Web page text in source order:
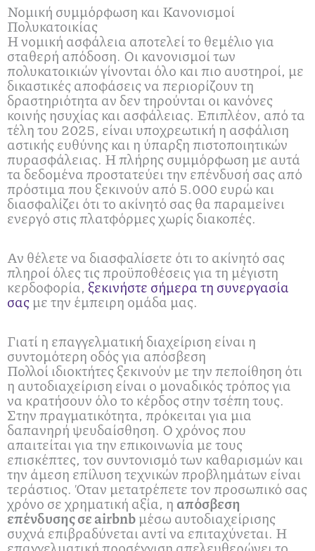
Νομική συμμόρφωση και Κανονισμοί
Πολυκατοικίας
Η νομική ασφάλεια αποτελεί το θεμέλιο για
σταθερή απόδοση. Οι κανονισμοί των
πολυκατοικιών γίνονται όλο και πιο αυστηροί, με
δικαστικές αποφάσεις να περιορίζουν τη
δραστηριότητα αν δεν τηρούνται οι κανόνες
κοινής ησυχίας και ασφάλειας. Επιπλέον, από τα
τέλη του 2025, είναι υποχρεωτική η ασφάλιση
αστικής ευθύνης και η ύπαρξη πιστοποιητικών
πυρασφάλειας. Η πλήρης συμμόρφωση με αυτά
τα δεδομένα προστατεύει την επένδυσή σας από
πρόστιμα που ξεκινούν από 5.000 ευρώ και
διασφαλίζει ότι το ακίνητό σας θα παραμείνει
ενεργό στις πλατφόρμες χωρίς διακοπές.
Αν θέλετε να διασφαλίσετε ότι το ακίνητό σας
πληροί όλες τις προϋποθέσεις για τη μέγιστη
κερδοφορία, ξεκινήστε σήμερα τη συνεργασία
σας με την έμπειρη ομάδα μας.
Γιατί η επαγγελματική διαχείριση είναι η
συντομότερη οδός για απόσβεση
Πολλοί ιδιοκτήτες ξεκινούν με την πεποίθηση ότι
η αυτοδιαχείριση είναι ο μοναδικός τρόπος για
να κρατήσουν όλο το κέρδος στην τσέπη τους.
Στην πραγματικότητα, πρόκειται για μια
δαπανηρή ψευδαίσθηση. Ο χρόνος που
απαιτείται για την επικοινωνία με τους
επισκέπτες, τον συντονισμό των καθαρισμών και
την άμεση επίλυση τεχνικών προβλημάτων είναι
τεράστιος. Όταν μετατρέπετε τον προσωπικό σας
χρόνο σε χρηματική αξία, η απόσβεση
επένδυσης σε airbnbμέσω αυτοδιαχείρισης
συχνά επιβραδύνεται αντί να επιταχύνεται. Η